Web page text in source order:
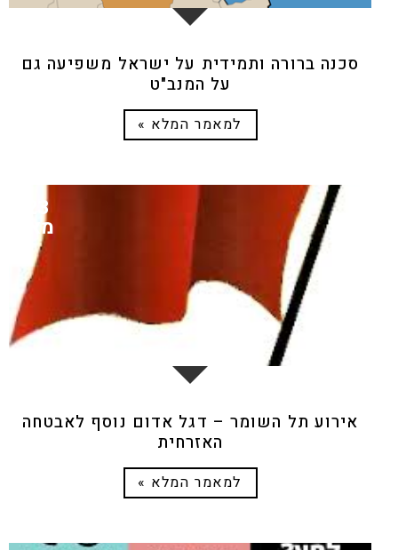
סכנה ברורה ותמידית על ישראל משפיעה גם
על המנב"ט
למאמר המלא »
אירוע תל השומר – דגל אדום נוסף לאבטחה
האזרחית
23
מאי
למאמר המלא »